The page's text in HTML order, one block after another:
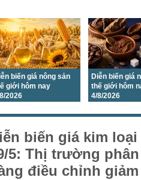
biến giá nông sản
giới hôm nay
2026
Diễn biến giá
thế giới hôm
4/8/2026
biến giá kim
5: Thị trường
điều chỉnh giảm